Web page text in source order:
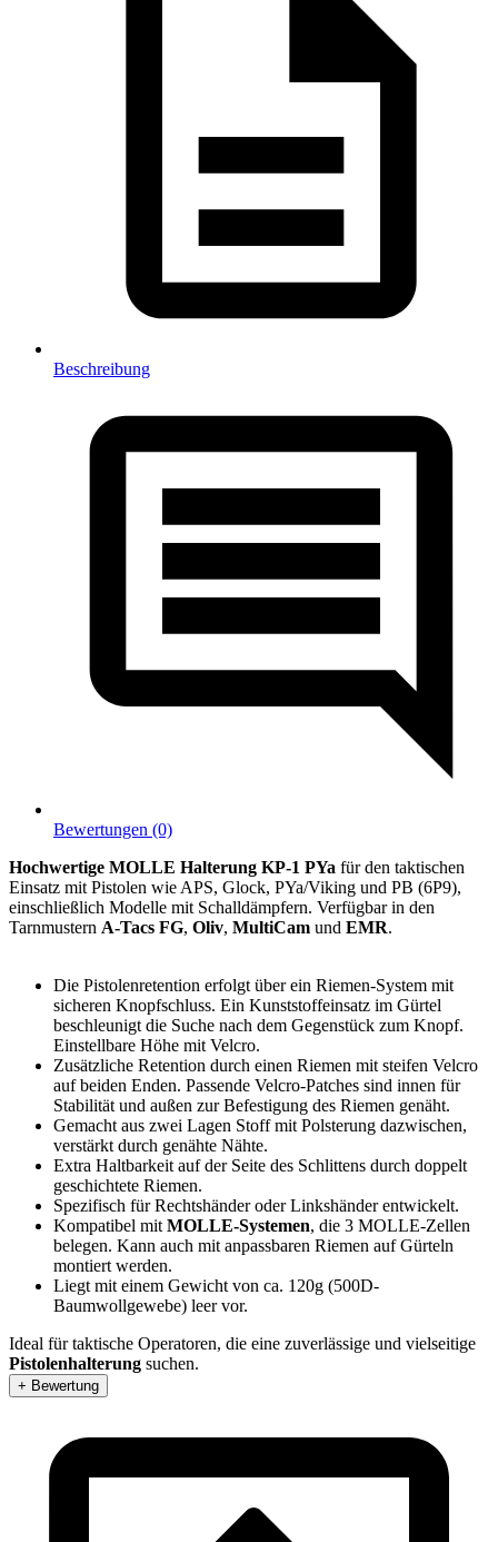
Beschreibung
Bewertungen (0)
Hochwertige MOLLE Halterung KP-1 PYa für den taktischen
Einsatz mit Pistolen wie APS, Glock, PYa/Viking und PB (6P9),
einschließlich Modelle mit Schalldämpfern. Verfügbar in den
Tarnmustern A-Tacs FG, Oliv, MultiCam und EMR.
Die Pistolenretention erfolgt über ein Riemen-System mit
sicheren Knopfschluss. Ein Kunststoffeinsatz im Gürtel
beschleunigt die Suche nach dem Gegenstück zum Knopf.
Einstellbare Höhe mit Velcro.
Zusätzliche Retention durch einen Riemen mit steifen Velcro
auf beiden Enden. Passende Velcro-Patches sind innen für
Stabilität und außen zur Befestigung des Riemen genäht.
Gemacht aus zwei Lagen Stoff mit Polsterung dazwischen,
verstärkt durch genähte Nähte.
Extra Haltbarkeit auf der Seite des Schlittens durch doppelt
geschichtete Riemen.
Spezifisch für Rechtshänder oder Linkshänder entwickelt.
Kompatibel mit MOLLE-Systemen, die 3 MOLLE-Zellen
belegen. Kann auch mit anpassbaren Riemen auf Gürteln
montiert werden.
Liegt mit einem Gewicht von ca. 120g (500D-
Baumwollgewebe) leer vor.
Ideal für taktische Operatoren, die eine zuverlässige und vielseitige
Pistolenhalterung suchen.
+ Bewertung